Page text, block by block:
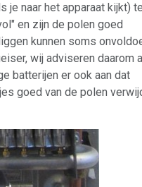
je naar het apparaat kijkt) te
en zijn de polen goed
kunnen soms
wij adviseren daarom
batterijen er ook aan dat
goed van de polen